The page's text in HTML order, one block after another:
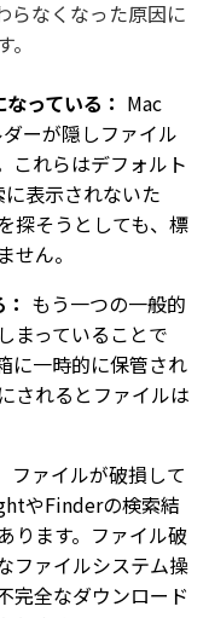
らなくなった原因に
っている： Mac
ーが隠しファイル
これらはデフォルト
表示されないた
探そうとしても、標
ん。
もう一つの一般的
まっていることで
に一時的に保管され
されるとファイルは
ファイルが破損して
やFinderの検索結
ります。ファイル破
ファイルシステム操
完全なダウンロード